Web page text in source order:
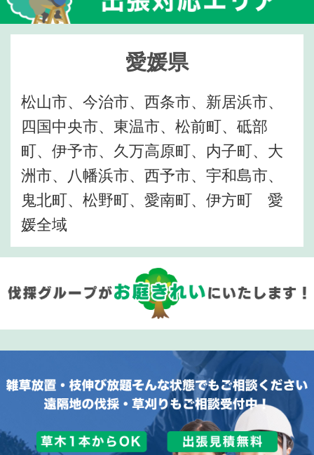
愛媛県
松山市、今治市、西条市、新居浜市、
四国中央市、東温市、松前町、砥部
町、伊予市、久万高原町、内子町、大
洲市、八幡浜市、西予市、宇和島市、
鬼北町、松野町、愛南町、伊方町 愛
媛全域